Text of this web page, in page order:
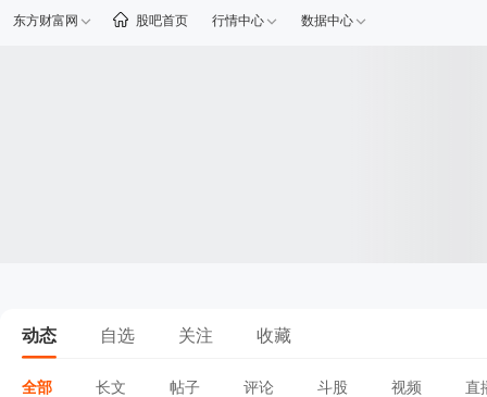
东方财富网 股吧首页 行情中心 数据中心
动态 自选 关注 收藏
全部 长文 帖子 评论 斗股 视频 直